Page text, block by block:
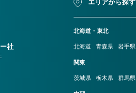
社
エリアから探す
北海道・東北
北海道 青森県 岩手県
関東
茨城県 栃木県 群馬県